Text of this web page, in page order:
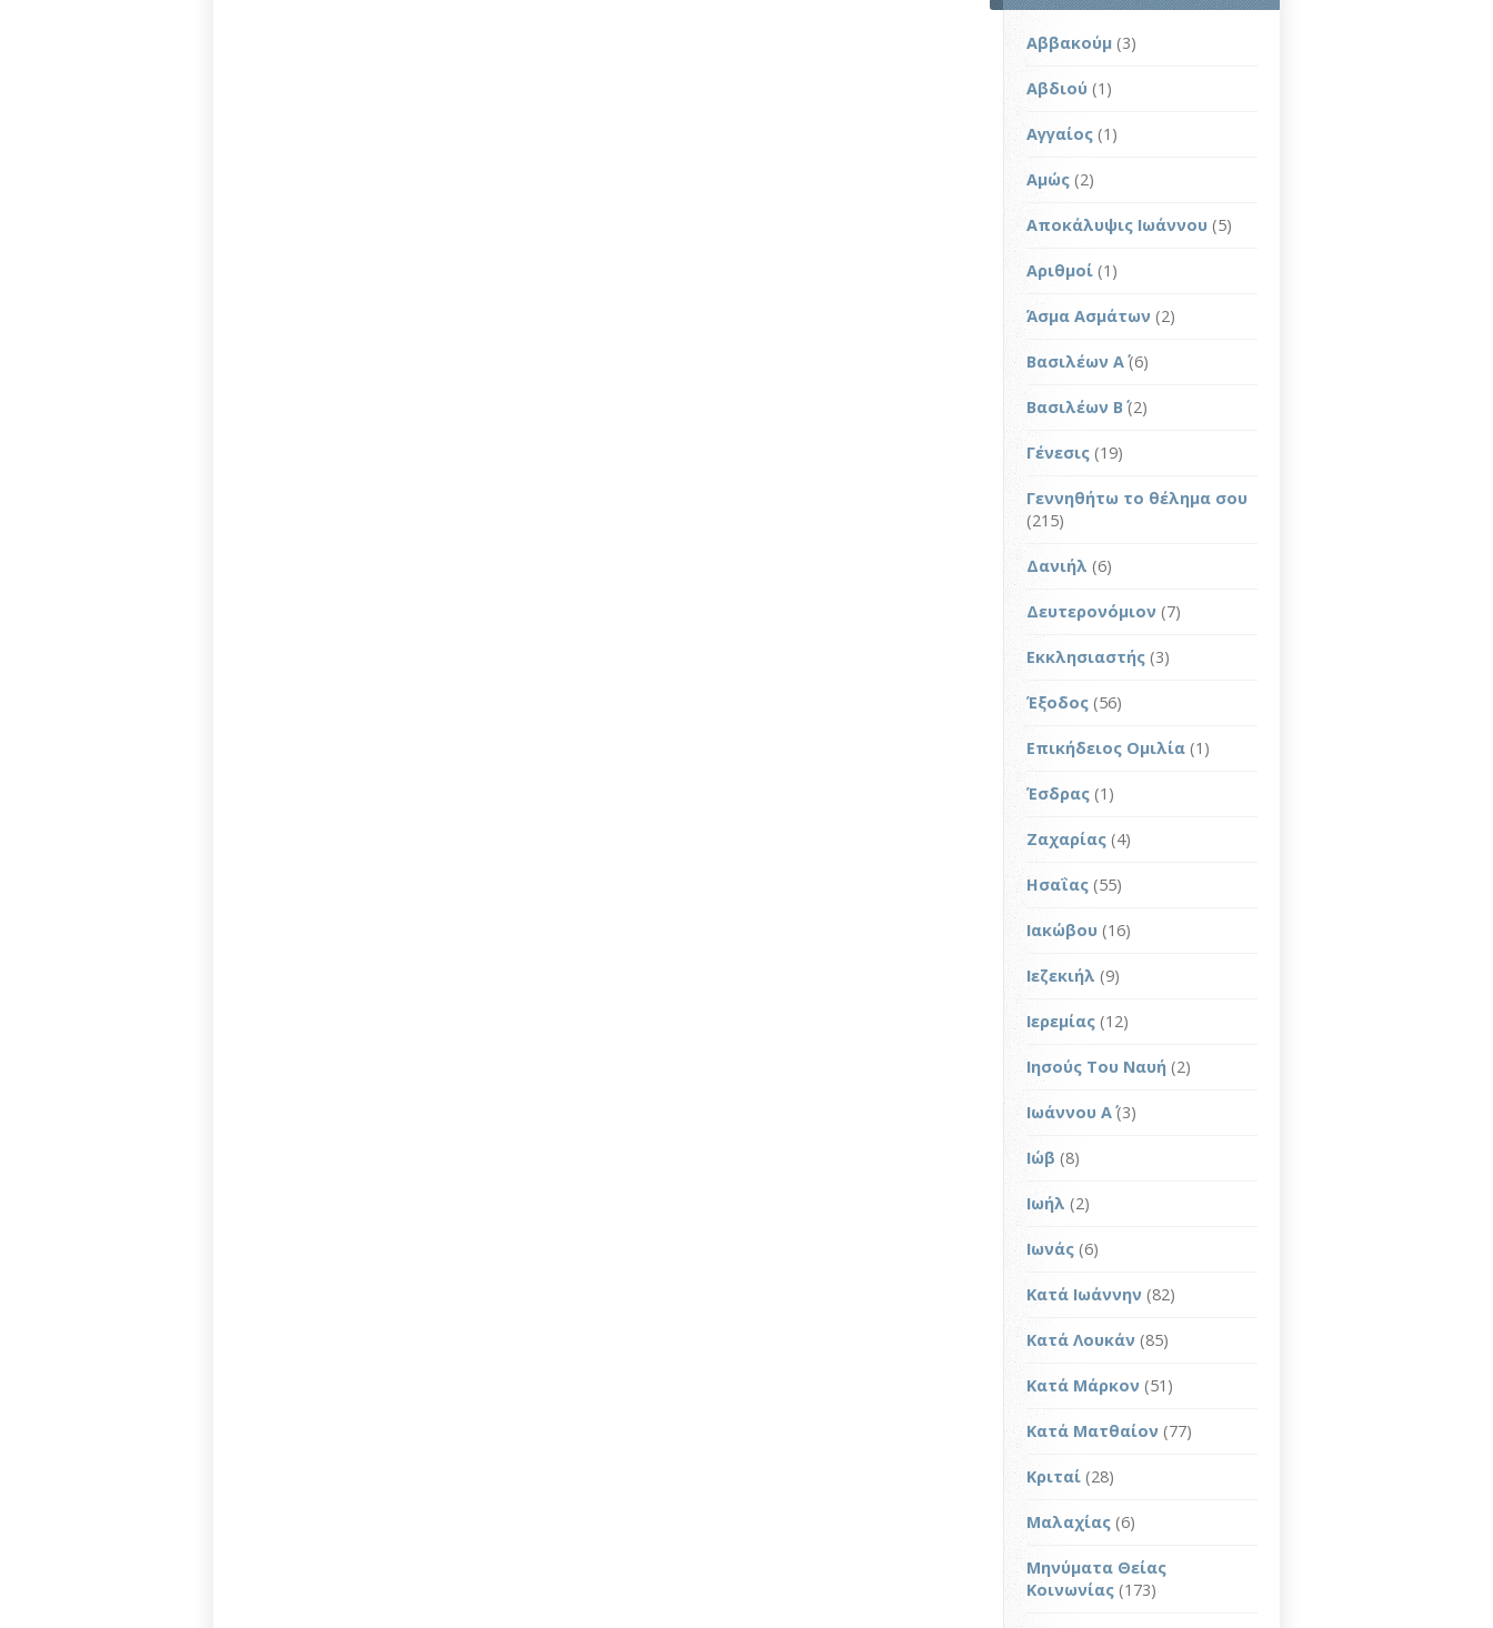
Αββακούμ (3)
Αβδιού (1)
Αγγαίος (1)
Αμώς (2)
Αποκάλυψις Ιωάννου (5)
Αριθμοί (1)
Άσμα Ασμάτων (2)
Βασιλέων Α΄(6)
Βασιλέων Β΄ (2)
Γένεσις (19)
Γεννηθήτω το θέλημα σου
(215)
Δανιήλ (6)
Δευτερονόμιον (7)
Εκκλησιαστής (3)
Έξοδος (56)
Επικήδειος Ομιλία (1)
Έσδρας (1)
Ζαχαρίας (4)
Ησαΐας (55)
Ιακώβου (16)
Ιεζεκιήλ (9)
Ιερεμίας (12)
Ιησούς Του Ναυή (2)
Ιωάννου Α΄(3)
Ιώβ (8)
Ιωήλ (2)
Ιωνάς (6)
Κατά Ιωάννην (82)
Κατά Λουκάν (85)
Κατά Μάρκον (51)
Κατά Ματθαίον (77)
Κριταί (28)
Μαλαχίας (6)
Μηνύματα Θείας
Κοινωνίας (173)